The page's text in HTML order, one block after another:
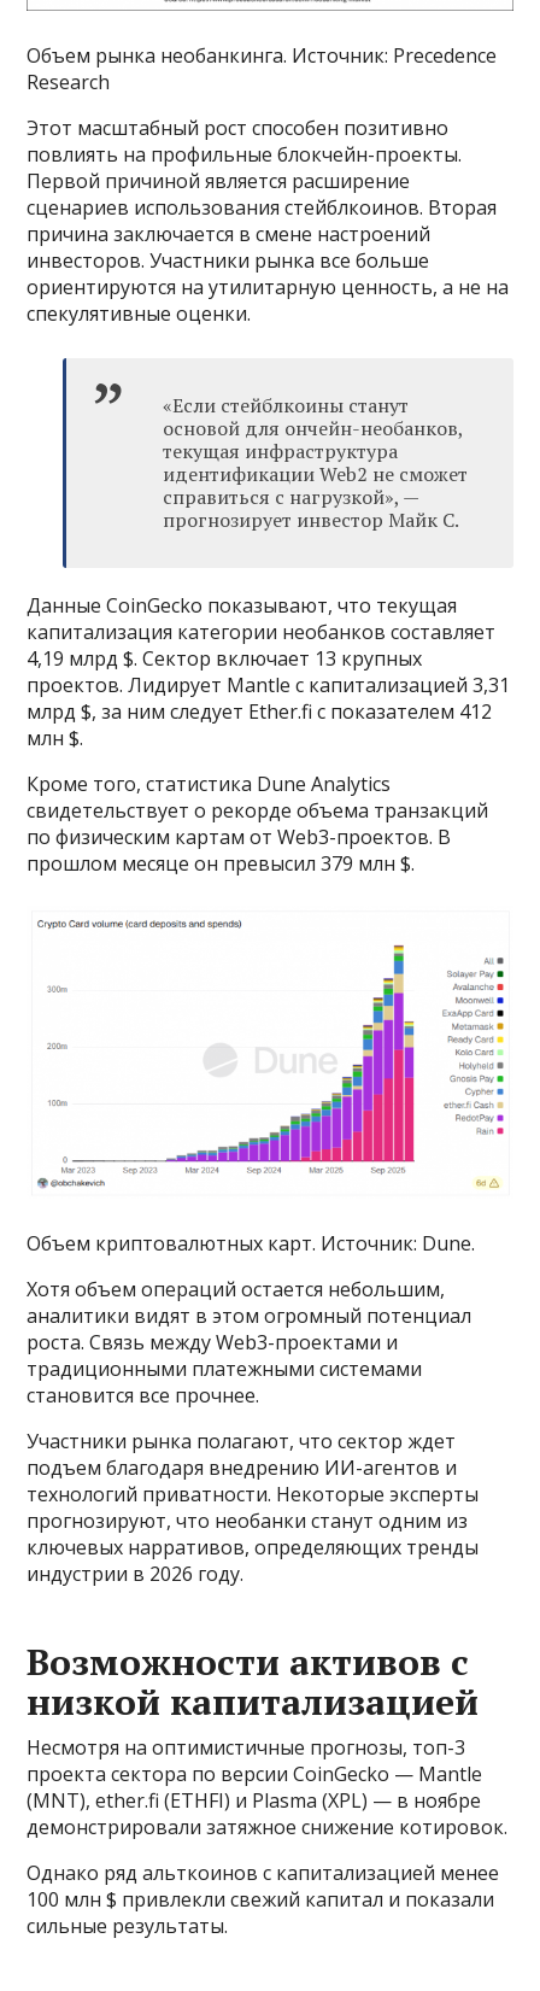
Объем рынка необанкинга. Источник: Precedence
Research
Этот масштабный рост способен позитивно
повлиять на профильные блокчейн-проекты.
Первой причиной является расширение
сценариев использования стейблкоинов. Вторая
причина заключается в смене настроений
инвесторов. Участники рынка все больше
ориентируются на утилитарную ценность, а не на
спекулятивные оценки.
«Если стейблкоины станут
основой для ончейн-необанков,
текущая инфраструктура
идентификации Web2 не сможет
справиться с нагрузкой», —
прогнозирует инвестор Майк С.
Данные CoinGecko показывают, что текущая
капитализация категории необанков составляет
4,19 млрд $. Сектор включает 13 крупных
проектов. Лидирует Mantle с капитализацией 3,31
млрд $, за ним следует Ether.fi с показателем 412
млн $.
Кроме того, статистика Dune Analytics
свидетельствует о рекорде объема транзакций
по физическим картам от Web3-проектов. В
прошлом месяце он превысил 379 млн $.
Объем криптовалютных карт. Источник: Dune.
Хотя объем операций остается небольшим,
аналитики видят в этом огромный потенциал
роста. Связь между Web3-проектами и
традиционными платежными системами
становится все прочнее.
Участники рынка полагают, что сектор ждет
подъем благодаря внедрению ИИ-агентов и
технологий приватности. Некоторые эксперты
прогнозируют, что необанки станут одним из
ключевых нарративов, определяющих тренды
индустрии в 2026 году.
Возможности активов с
низкой капитализацией
Несмотря на оптимистичные прогнозы, топ-3
проекта сектора по версии CoinGecko — Mantle
(MNT), ether.fi (ETHFI) и Plasma (XPL) — в ноябре
демонстрировали затяжное снижение котировок.
Однако ряд альткоинов с капитализацией менее
100 млн $ привлекли свежий капитал и показали
сильные результаты.